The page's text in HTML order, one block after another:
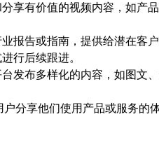
享有价值的视频内容，如产
业报告或指南，提供给潜在客
行后续跟进。
台发布多样化的内容，如图文
户分享他们使用产品或服务